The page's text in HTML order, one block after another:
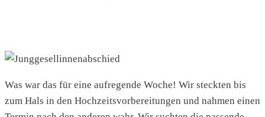
Was war das für eine aufregende Woche! Wir steckten bis
zum Hals in den Hochzeitsvorbereitungen und nahmen einen